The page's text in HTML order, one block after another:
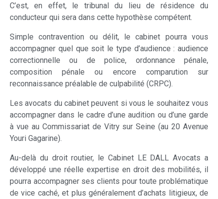
C’est, en effet, le tribunal du lieu de résidence du
conducteur qui sera dans cette hypothèse compétent.
Simple contravention ou délit, le cabinet pourra vous
accompagner quel que soit le type d’audience : audience
correctionnelle ou de police, ordonnance pénale,
composition pénale ou encore comparution sur
reconnaissance préalable de culpabilité (CRPC).
Les avocats du cabinet peuvent si vous le souhaitez vous
accompagner dans le cadre d’une audition ou d’une garde
à vue au Commissariat de Vitry sur Seine (au 20 Avenue
Youri Gagarine).
Au-delà du droit routier, le Cabinet LE DALL Avocats a
développé une réelle expertise en droit des mobilités, il
pourra accompagner ses clients pour toute problématique
de vice caché, et plus généralement d’achats litigieux, de